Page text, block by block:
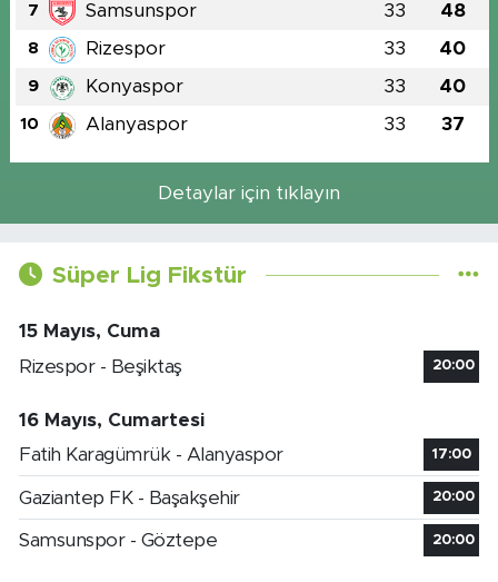
7 Samsunspor 33 48
8 Rizespor 33 40
9 Konyaspor 33 40
10 Alanyaspor 33 37
Detaylar için tıklayın
Süper Lig Fikstür
15 Mayıs, Cuma
Rizespor - Beşiktaş
20:00
16 Mayıs, Cumartesi
Fatih Karagümrük - Alanyaspor
17:00
Gaziantep FK - Başakşehir 20:00
Samsunspor - Göztepe 20:00